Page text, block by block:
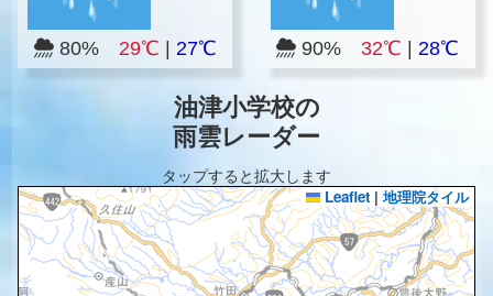
80% 29℃ 27℃ 90%32℃ |28℃
油津小学校の
雨雲レーダー
タップすると拡大します
Leaflet | 地理院タイル